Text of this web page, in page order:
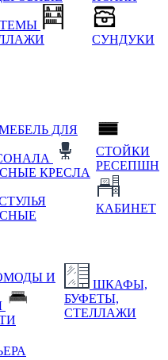
СУНДУКИ
ДЛЯ
КРЕСЛА
СТОЙКИ
РЕСЕПШН
КАБИНЕТ
И
ШКАФЫ,
БУФЕТЫ,
СТЕЛЛАЖИ